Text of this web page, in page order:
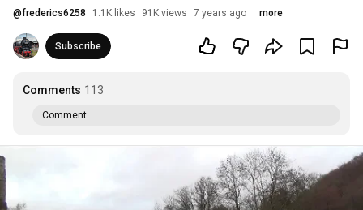
@frederics6258 1.1K likes 91K views 7 years ago more
Subscribe
Comments 113
Comment...